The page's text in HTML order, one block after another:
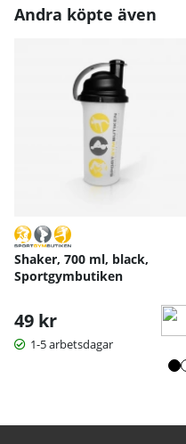
Andra köpte även
Shaker, 700 ml, black,
Sportgymbutiken
49 kr
1-5 arbetsdagar